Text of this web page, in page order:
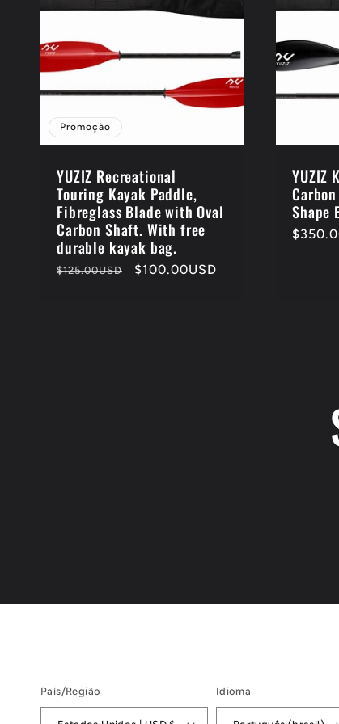
ã
o
:
Promoção
YUZIZ Recreational
Touring Kayak Paddle,
Fibreglass Blade with Oval
Carbon Shaft. With free
durable kayak bag.
Preço
$125.00USD
Preço
$100.00USD
YUZIZ
Shape
Preço
País/Região Idioma